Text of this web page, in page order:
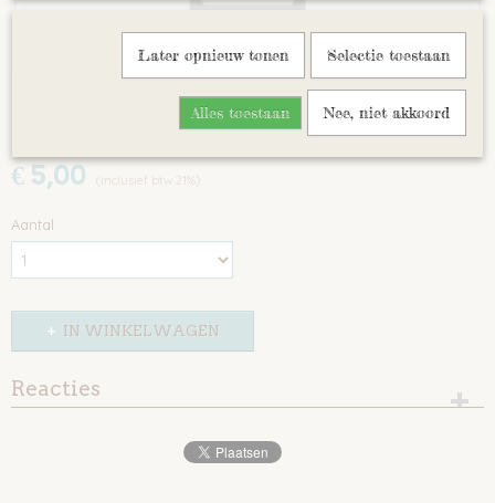
Starters workshop aanbieding
€ 5,00 (inclusief btw 21%)
Aantal
IN WINKELWAGEN
Reacties
Later opnieuw tonen Selectie toestaan
Alles toestaan Nee, niet akkoord